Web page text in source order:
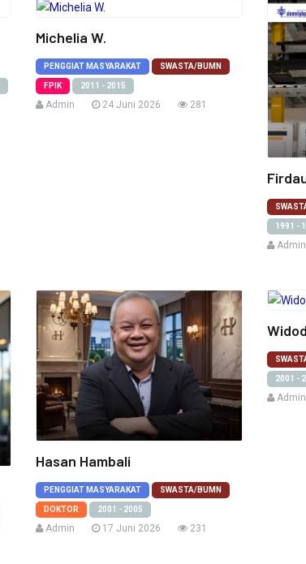
Michelia W.
PENGGIAT MASYARAKAT SWASTA/BUMN
FPIK 2011 - 2015
Admin 24 Juni 2026 281
1991 -
Admin
Hasan Hambali
PENGGIAT MASYARAKAT SWASTA/BUMN
DOKTOR 2001 - 2005
Admin 17 Juni 2026 231
2001 -
Admin